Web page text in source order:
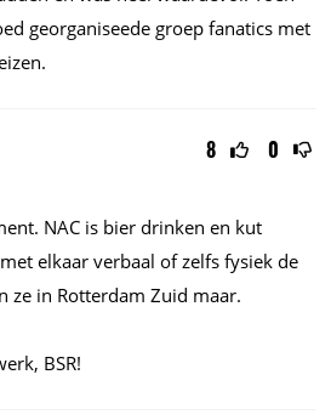
georganiseede groep fanatics met
8 0
NAC is bier drinken en kut
elkaar verbaal of zelfs fysiek de
ze in Rotterdam Zuid maar.
BSR!